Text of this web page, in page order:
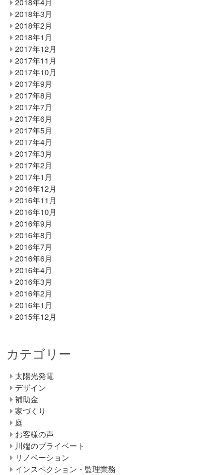
2018年3月
2018年2月
2018年1月
2017年12月
2017年11月
2017年10月
2017年9月
2017年8月
2017年7月
2017年6月
2017年5月
2017年4月
2017年3月
2017年2月
2017年1月
2016年12月
2016年11月
2016年10月
2016年9月
2016年8月
2016年7月
2016年6月
2016年4月
2016年3月
2016年2月
2016年1月
2015年12月
カテゴリー
太陽光発電
デザイン
補助金
家づくり
庭
お客様の声
川端のプライベート
リノベーション
インスペクション・監理業務